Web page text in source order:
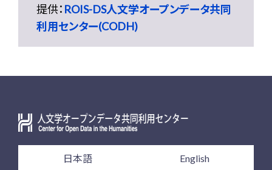
提供： ROIS-DS人文学オープンデータ共同
利用センター(CODH)
日本語 English